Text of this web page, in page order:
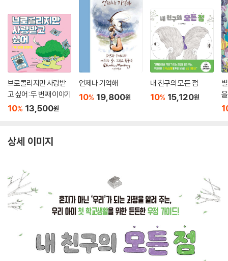
브로콜리지만 사랑받
고 싶어: 두 번째 이야기
10% 13,500원
언제나 기억해
10% 19,800원
내 친구의 모든 점
10% 15,120원
상세 이미지